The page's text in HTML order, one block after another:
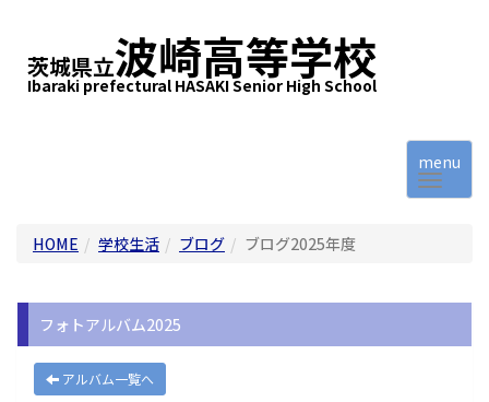
茨城県立波崎高等学校
Ibaraki prefectural HASAKI Senior High School
menu
HOME 学校生活 ブログ ブログ2025年度
フォトアルバム2025
アルバム一覧へ